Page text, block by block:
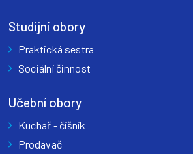
Studijní obory
Praktická sestra
Sociální činnost
Učební obory
Kuchař - číšník
Prodavač